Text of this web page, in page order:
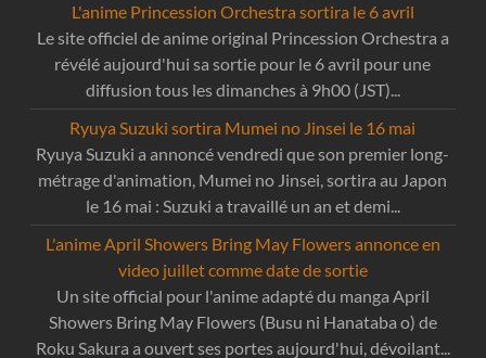
L'anime Princession Orchestra sortira le 6 avril
Le site officiel de anime original Princession Orchestra a
révélé aujourd'hui sa sortie pour le 6 avril pour une
diffusion tous les dimanches à 9h00 (JST)...
Ryuya Suzuki sortira Mumei no Jinsei le 16 mai
Ryuya Suzuki a annoncé vendredi que son premier long-
métrage d'animation, Mumei no Jinsei, sortira au Japon
le 16 mai : Suzuki a travaillé un an et demi...
L'anime April Showers Bring May Flowers annonce en
video juillet comme date de sortie
Un site official pour l'anime adapté du manga April
Showers Bring May Flowers (Busu ni Hanataba o) de
Roku Sakura a ouvert ses portes aujourd'hui, dévoilant...